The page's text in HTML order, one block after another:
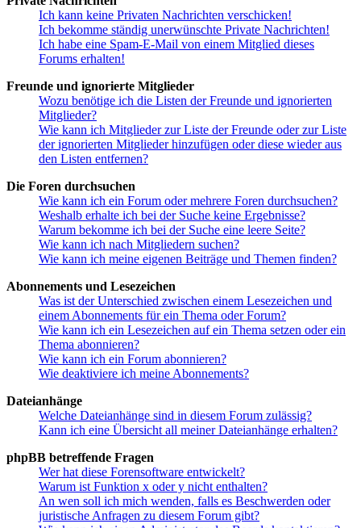
Ich kann keine Privaten Nachrichten verschicken!
Ich bekomme ständig unerwünschte Private Nachrichten!
Ich habe eine Spam-E-Mail von einem Mitglied dieses
Forums erhalten!
Freunde und ignorierte Mitglieder
Wozu benötige ich die Listen der Freunde und ignorierten
Mitglieder?
Wie kann ich Mitglieder zur Liste der Freunde oder zur Liste
der ignorierten Mitglieder hinzufügen oder diese wieder aus
den Listen entfernen?
Die Foren durchsuchen
Wie kann ich ein Forum oder mehrere Foren durchsuchen?
Weshalb erhalte ich bei der Suche keine Ergebnisse?
Warum bekomme ich bei der Suche eine leere Seite?
Wie kann ich nach Mitgliedern suchen?
Wie kann ich meine eigenen Beiträge und Themen finden?
Abonnements und Lesezeichen
Was ist der Unterschied zwischen einem Lesezeichen und
einem Abonnements für ein Thema oder Forum?
Wie kann ich ein Lesezeichen auf ein Thema setzen oder ein
Thema abonnieren?
Wie kann ich ein Forum abonnieren?
Wie deaktiviere ich meine Abonnements?
Dateianhänge
Welche Dateianhänge sind in diesem Forum zulässig?
Kann ich eine Übersicht all meiner Dateianhänge erhalten?
phpBB betreffende Fragen
Wer hat diese Forensoftware entwickelt?
Warum ist Funktion x oder y nicht enthalten?
An wen soll ich mich wenden, falls es Beschwerden oder
juristische Anfragen zu diesem Forum gibt?